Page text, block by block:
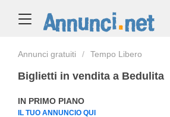
Annunci gratuiti Tempo Libero
Biglietti in vendita a Bedulita
IN PRIMO PIANO
IL TUO ANNUNCIO QUI